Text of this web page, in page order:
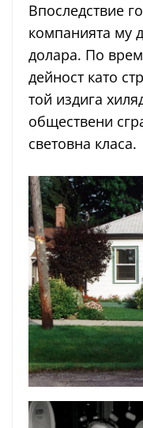
Впоследствие
компанията му
долара. По
дейност като
той издига
обществени
световна класа.